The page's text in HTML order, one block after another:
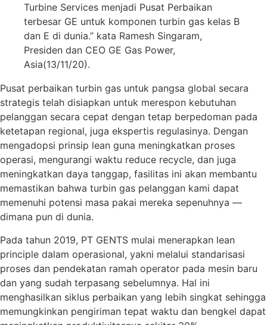
Turbine Services menjadi Pusat Perbaikan
terbesar GE untuk komponen turbin gas kelas B
dan E di dunia.” kata Ramesh Singaram,
Presiden dan CEO GE Gas Power,
Asia(13/11/20).
Pusat perbaikan turbin gas untuk pangsa global secara
strategis telah disiapkan untuk merespon kebutuhan
pelanggan secara cepat dengan tetap berpedoman pada
ketetapan regional, juga ekspertis regulasinya. Dengan
mengadopsi prinsip lean guna meningkatkan proses
operasi, mengurangi waktu reduce recycle, dan juga
meningkatkan daya tanggap, fasilitas ini akan membantu
memastikan bahwa turbin gas pelanggan kami dapat
memenuhi potensi masa pakai mereka sepenuhnya —
dimana pun di dunia.
Pada tahun 2019, PT GENTS mulai menerapkan lean
principle dalam operasional, yakni melalui standarisasi
proses dan pendekatan ramah operator pada mesin baru
dan yang sudah terpasang sebelumnya. Hal ini
menghasilkan siklus perbaikan yang lebih singkat sehingga
memungkinkan pengiriman tepat waktu dan bengkel dapat